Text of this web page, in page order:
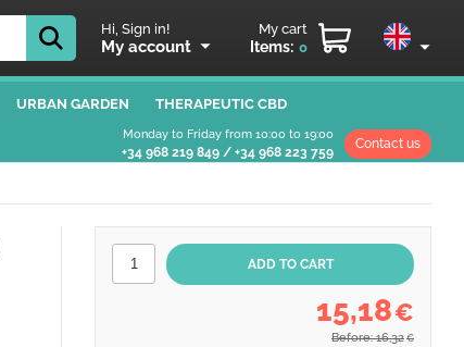
Hi, Sign in!
My account
My cart
Items: 0
URBAN GARDEN THERAPEUTIC CBD
Monday to Friday from 10:00 to 19:00
+34 968 219 849 / +34 968 223 759
Contact us
15,18€
Before: 16,32 €